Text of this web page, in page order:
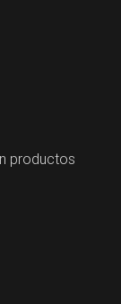
productos